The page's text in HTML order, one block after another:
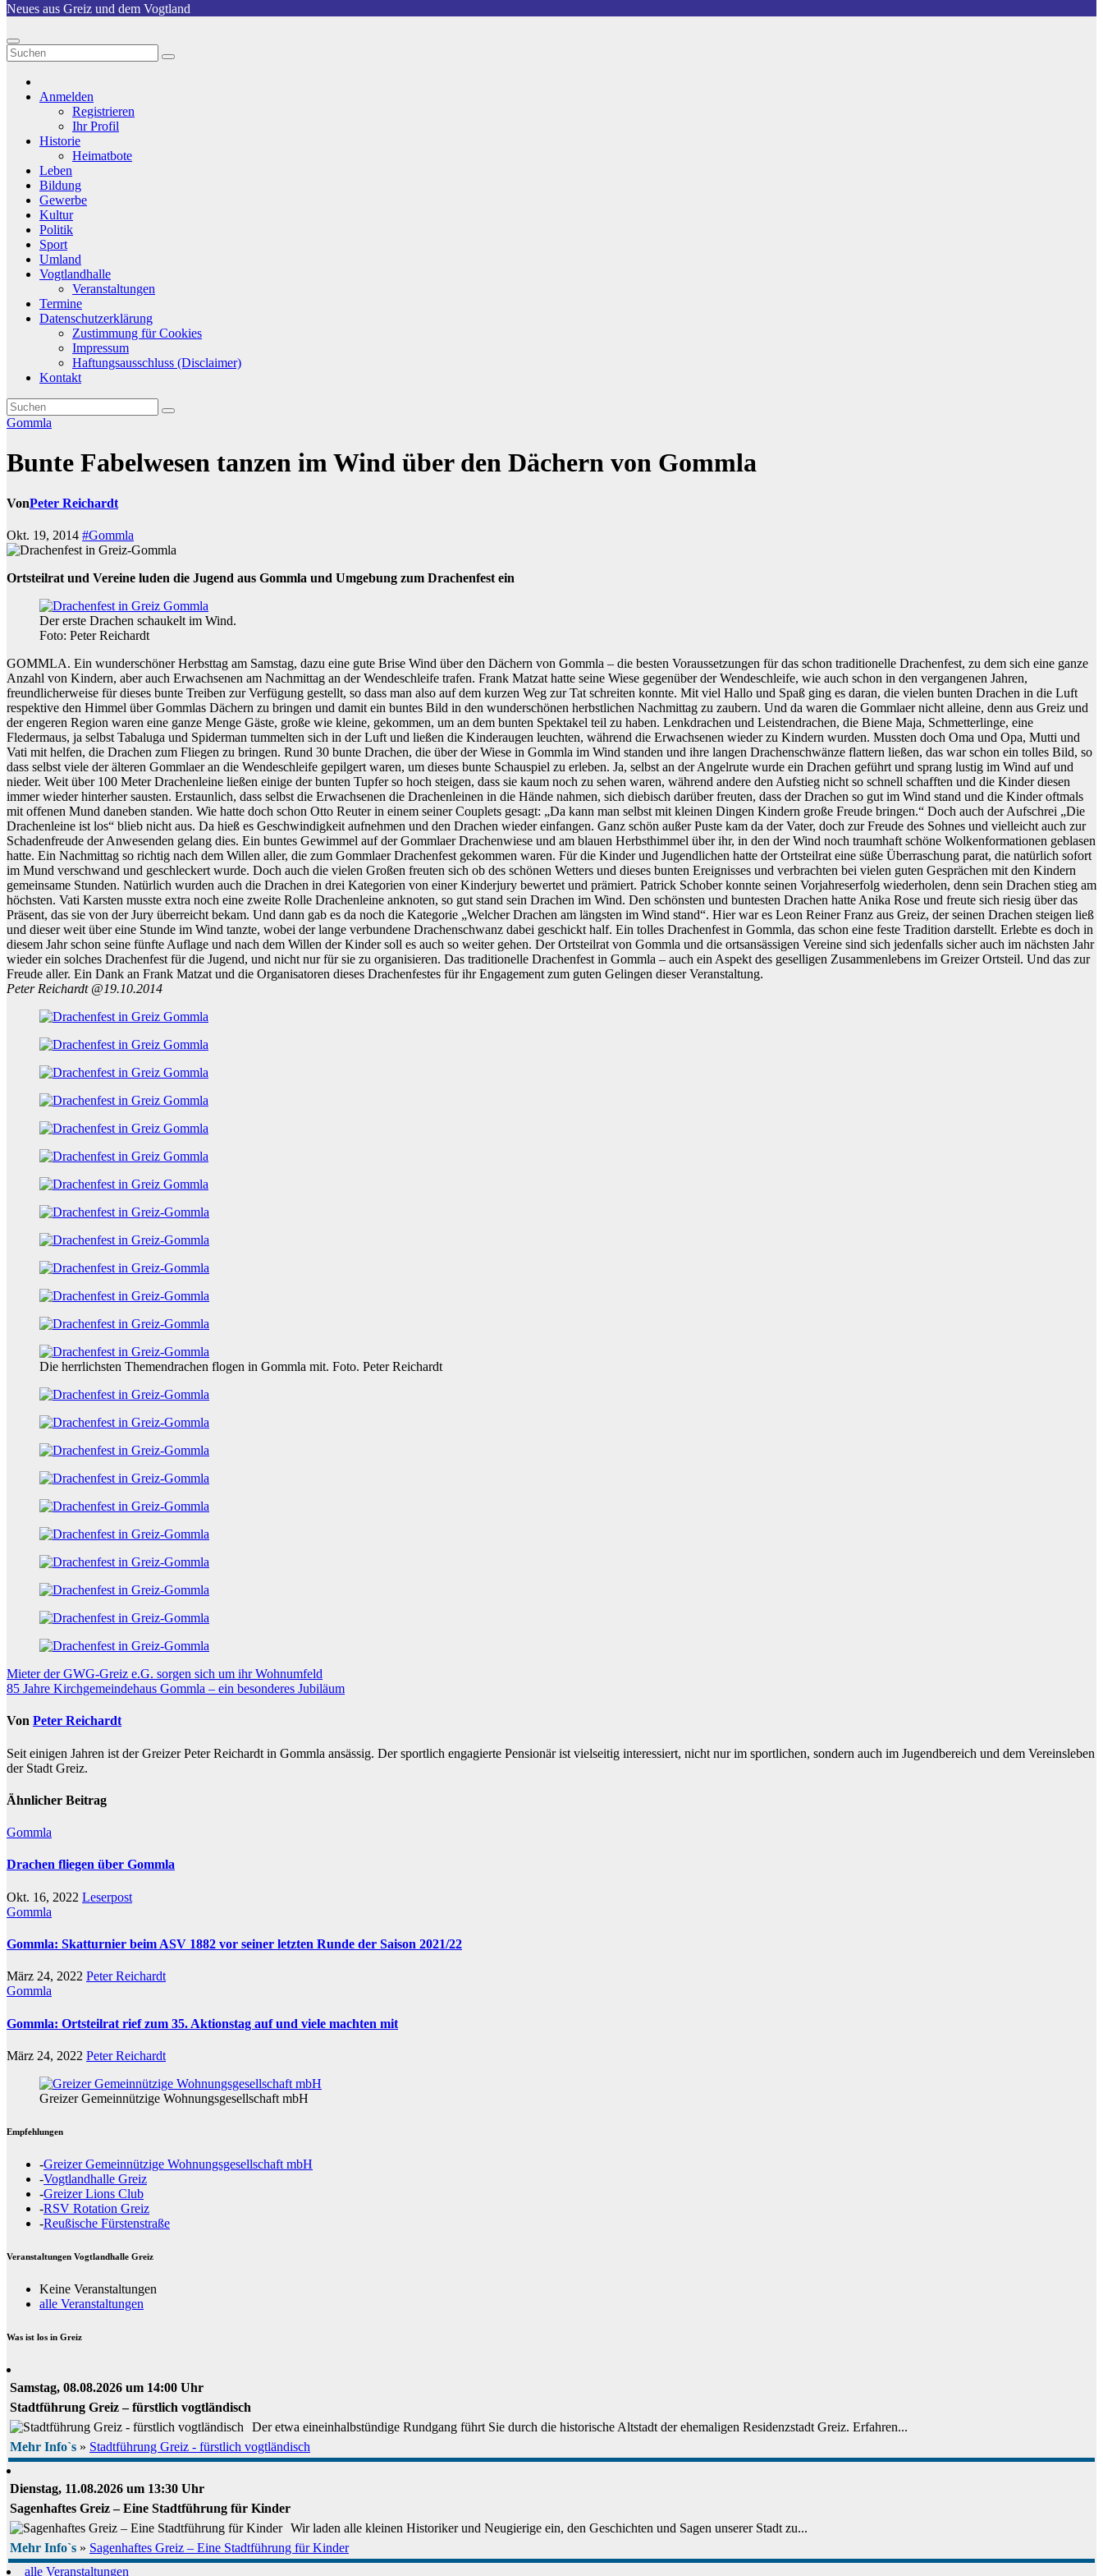
Neues aus Greiz und dem Vogtland
Anmelden
Registrieren
Ihr Profil
Historie
Heimatbote
Leben
Bildung
Gewerbe
Kultur
Politik
Sport
Umland
Vogtlandhalle
Veranstaltungen
Termine
Datenschutzerklärung
Zustimmung für Cookies
Impressum
Haftungsausschluss (Disclaimer)
Kontakt
Gommla
Bunte Fabelwesen tanzen im Wind über den Dächern von Gommla
VonPeter Reichardt
Okt. 19, 2014 #Gommla
Ortsteilrat und Vereine luden die Jugend aus Gommla und Umgebung zum Drachenfest ein
Der erste Drachen schaukelt im Wind.
Foto: Peter Reichardt
GOMMLA. Ein wunderschöner Herbsttag am Samstag, dazu eine gute Brise Wind über den Dächern von Gommla – die besten Voraussetzungen für das schon traditionelle Drachenfest, zu dem sich eine ganze
Anzahl von Kindern, aber auch Erwachsenen am Nachmittag an der Wendeschleife trafen. Frank Matzat hatte seine Wiese gegenüber der Wendeschleife, wie auch schon in den vergangenen Jahren,
freundlicherweise für dieses bunte Treiben zur Verfügung gestellt, so dass man also auf dem kurzen Weg zur Tat schreiten konnte. Mit viel Hallo und Spaß ging es daran, die vielen bunten Drachen in die Luft
respektive den Himmel über Gommlas Dächern zu bringen und damit ein buntes Bild in den wunderschönen herbstlichen Nachmittag zu zaubern. Und da waren die Gommlaer nicht alleine, denn aus Greiz und
der engeren Region waren eine ganze Menge Gäste, große wie kleine, gekommen, um an dem bunten Spektakel teil zu haben. Lenkdrachen und Leistendrachen, die Biene Maja, Schmetterlinge, eine
Fledermaus, ja selbst Tabaluga und Spiderman tummelten sich in der Luft und ließen die Kinderaugen leuchten, während die Erwachsenen wieder zu Kindern wurden. Mussten doch Oma und Opa, Mutti und
Vati mit helfen, die Drachen zum Fliegen zu bringen. Rund 30 bunte Drachen, die über der Wiese in Gommla im Wind standen und ihre langen Drachenschwänze flattern ließen, das war schon ein tolles Bild, so
dass selbst viele der älteren Gommlaer an die Wendeschleife gepilgert waren, um dieses bunte Schauspiel zu erleben. Ja, selbst an der Angelrute wurde ein Drachen geführt und sprang lustig im Wind auf und
nieder. Weit über 100 Meter Drachenleine ließen einige der bunten Tupfer so hoch steigen, dass sie kaum noch zu sehen waren, während andere den Aufstieg nicht so schnell schafften und die Kinder diesen
immer wieder hinterher sausten. Erstaunlich, dass selbst die Erwachsenen die Drachenleinen in die Hände nahmen, sich diebisch darüber freuten, dass der Drachen so gut im Wind stand und die Kinder oftmals
mit offenen Mund daneben standen. Wie hatte doch schon Otto Reuter in einem seiner Couplets gesagt: „Da kann man selbst mit kleinen Dingen Kindern große Freude bringen.“ Doch auch der Aufschrei „Die
Drachenleine ist los“ blieb nicht aus. Da hieß es Geschwindigkeit aufnehmen und den Drachen wieder einfangen. Ganz schön außer Puste kam da der Vater, doch zur Freude des Sohnes und vielleicht auch zur
Schadenfreude der Anwesenden gelang dies. Ein buntes Gewimmel auf der Gommlaer Drachenwiese und am blauen Herbsthimmel über ihr, in den der Wind noch traumhaft schöne Wolkenformationen geblasen
hatte. Ein Nachmittag so richtig nach dem Willen aller, die zum Gommlaer Drachenfest gekommen waren. Für die Kinder und Jugendlichen hatte der Ortsteilrat eine süße Überraschung parat, die natürlich sofort
im Mund verschwand und geschleckert wurde. Doch auch die vielen Großen freuten sich ob des schönen Wetters und dieses bunten Ereignisses und verbrachten bei vielen guten Gesprächen mit den Kindern
gemeinsame Stunden. Natürlich wurden auch die Drachen in drei Kategorien von einer Kinderjury bewertet und prämiert. Patrick Schober konnte seinen Vorjahreserfolg wiederholen, denn sein Drachen stieg am
höchsten. Vati Karsten musste extra noch eine zweite Rolle Drachenleine anknoten, so gut stand sein Drachen im Wind. Den schönsten und buntesten Drachen hatte Anika Rose und freute sich riesig über das
Präsent, das sie von der Jury überreicht bekam. Und dann gab es da noch die Kategorie „Welcher Drachen am längsten im Wind stand“. Hier war es Leon Reiner Franz aus Greiz, der seinen Drachen steigen ließ
und dieser weit über eine Stunde im Wind tanzte, wobei der lange verbundene Drachenschwanz dabei geschickt half. Ein tolles Drachenfest in Gommla, das schon eine feste Tradition darstellt. Erlebte es doch in
diesem Jahr schon seine fünfte Auflage und nach dem Willen der Kinder soll es auch so weiter gehen. Der Ortsteilrat von Gommla und die ortsansässigen Vereine sind sich jedenfalls sicher auch im nächsten Jahr
wieder ein solches Drachenfest für die Jugend, und nicht nur für sie zu organisieren. Das traditionelle Drachenfest in Gommla – auch ein Aspekt des geselligen Zusammenlebens im Greizer Ortsteil. Und das zur
Freude aller. Ein Dank an Frank Matzat und die Organisatoren dieses Drachenfestes für ihr Engagement zum guten Gelingen dieser Veranstaltung.
Peter Reichardt @19.10.2014
Die herrlichsten Themendrachen flogen in Gommla mit. Foto. Peter Reichardt
Beitragsnavigation
Mieter der GWG-Greiz e.G. sorgen sich um ihr Wohnumfeld
85 Jahre Kirchgemeindehaus Gommla – ein besonderes Jubiläum
Von Peter Reichardt
Seit einigen Jahren ist der Greizer Peter Reichardt in Gommla ansässig. Der sportlich engagierte Pensionär ist vielseitig interessiert, nicht nur im sportlichen, sondern auch im Jugendbereich und dem Vereinsleben
der Stadt Greiz.
Ähnlicher Beitrag
Gommla
Drachen fliegen über Gommla
Okt. 16, 2022 Leserpost
Gommla
Gommla: Skatturnier beim ASV 1882 vor seiner letzten Runde der Saison 2021/22
März 24, 2022 Peter Reichardt
Gommla
Gommla: Ortsteilrat rief zum 35. Aktionstag auf und viele machten mit
März 24, 2022 Peter Reichardt
Greizer Gemeinnützige Wohnungsgesellschaft mbH
Empfehlungen
-Greizer Gemeinnützige Wohnungsgesellschaft mbH
-Vogtlandhalle Greiz
-Greizer Lions Club
-RSV Rotation Greiz
-Reußische Fürstenstraße
Veranstaltungen Vogtlandhalle Greiz
Keine Veranstaltungen
alle Veranstaltungen
Was ist los in Greiz
Samstag, 08.08.2026 um 14:00 Uhr
Stadtführung Greiz – fürstlich vogtländisch
Der etwa eineinhalbstündige Rundgang führt Sie durch die historische Altstadt der ehemaligen Residenzstadt Greiz. Erfahren...
Mehr Info`s » Stadtführung Greiz - fürstlich vogtländisch
Dienstag, 11.08.2026 um 13:30 Uhr
Sagenhaftes Greiz – Eine Stadtführung für Kinder
Wir laden alle kleinen Historiker und Neugierige ein, den Geschichten und Sagen unserer Stadt zu...
Mehr Info`s » Sagenhaftes Greiz – Eine Stadtführung für Kinder
alle Veranstaltungen